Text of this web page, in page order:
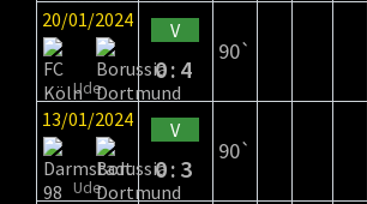
20/01/2024
Ude
V
0:4
90`
13/01/2024
Ude
V
0:3
90`